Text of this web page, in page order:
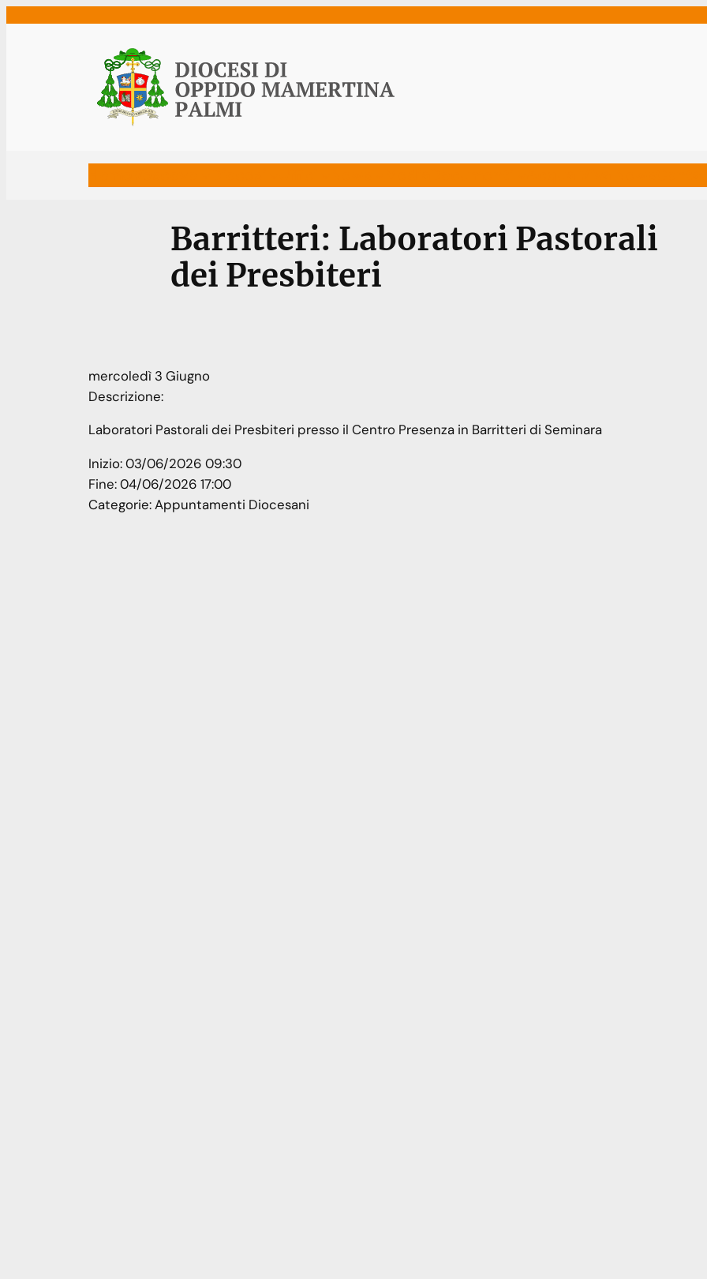
Barritteri: Laboratori Pastorali
dei Presbiteri
mercoledì 3 Giugno
Descrizione:
Laboratori Pastorali dei Presbiteri presso il Centro Presenza in Barritteri di Seminara
Inizio:03/06/2026 09:30
Fine:04/06/2026 17:00
Categorie:Appuntamenti Diocesani